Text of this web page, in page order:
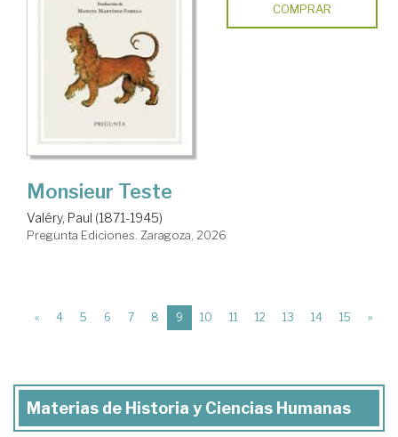
COMPRAR
Monsieur Teste
Valéry, Paul (1871-1945)
Pregunta Ediciones. Zaragoza, 2026
« 4 5 6 7 8 9 (current)
10 11 12 13 14 15 »
Materias de Historia y Ciencias Humanas